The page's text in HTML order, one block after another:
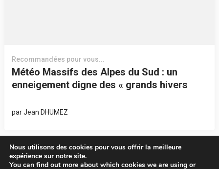
Recommandées pour vous...
Météo Massifs des Alpes du Sud : un
enneigement digne des « grands hivers
parJean DHUMEZ
Nous utilisons des cookies pour vous offrir la meilleure
expérience sur notre site.
You can find out more about which cookies we are using or